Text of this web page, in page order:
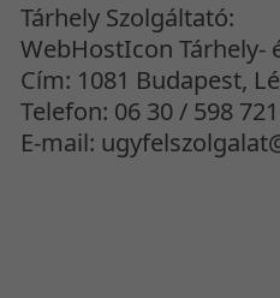
Tárhely Szolgáltató:
WebHostIcon Tárhely-
Cím: 1081 Budapest,
Telefon: 06 30 / 598
E-mail: